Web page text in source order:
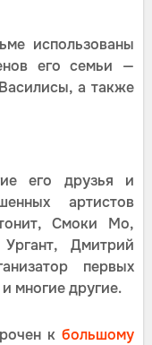
использованы
его семьи —
а также
его друзья и
артистов
Смоки Мо,
Дмитрий
первых
многие другие.
к большому